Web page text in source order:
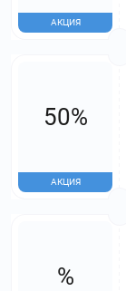
АКЦИЯ
50%
АКЦИЯ
%